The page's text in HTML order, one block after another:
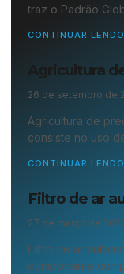
traz o Padrão
CONTINUAR
Agricultura
26 de setembro de
Agricultura de
consiste no uso
CONTINUAR
Filtro de ar
27 de março de
Filtro de ar
componente